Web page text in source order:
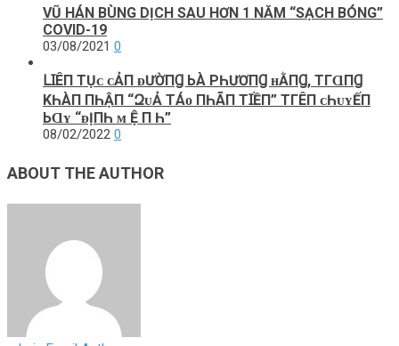
VŨ HÁN BÙNG DỊCH SAU HƠN 1 NĂM “SẠCH BÓNG”
COVID-19
03/08/2021 0
ⅬꞮÊП ТỤᴄ ᴄẢП ᴆƯỜПꞬ ЬÀ РҺƯƠПꞬ ʜẰПꞬ, ТГⱭПꞬ
KҺÀП ПҺẬП “ԶᴜẢ ТÁᴏ ПҺÃП ТꞮỀП” ТГÊП ᴄҺᴜʏẾП
ЬⱭʏ “ᴆỊПҺ ᴍ Ệ П Һ”
08/02/2022 0
ABOUT THE AUTHOR